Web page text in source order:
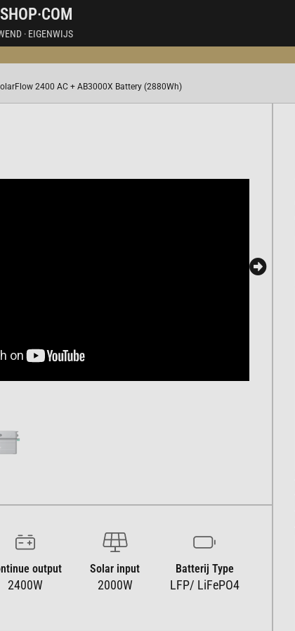
· EIGENWIJS
2400 AC + AB3000X Battery (2880Wh)
output
2400W
Solar input
2000W
Batterij Type
LFP/ LiFePO4